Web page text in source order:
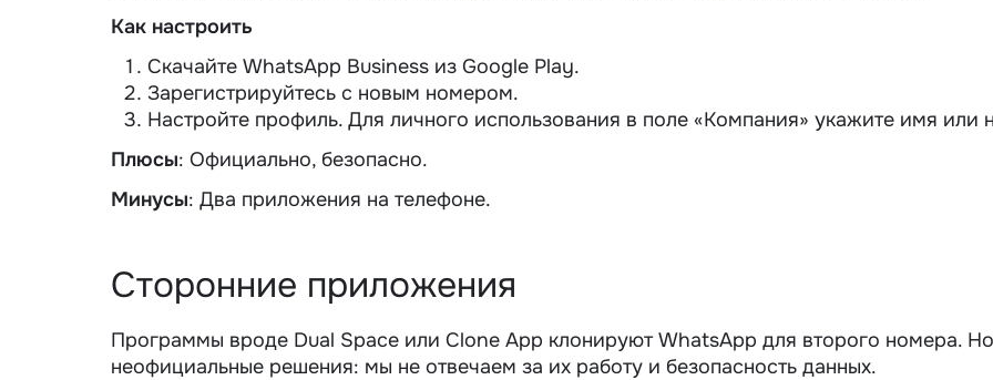
Как настроить
Скачайте WhatsApp Business из Google Play.
Зарегистрируйтесь с новым номером.
Настройте профиль. Для личного использования в поле «Компания» укажите имя или
Плюсы: Официально, безопасно.
Минусы: Два приложения на телефоне.
Сторонние приложения
Программы вроде Dual Space или Clone App клонируют WhatsApp для второго номера.
неофициальные решения: мы не отвечаем за их работу и безопасность данных.